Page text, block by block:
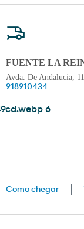
FUENTE LA
Avda. De Andalucia,
918910434
Como chegar